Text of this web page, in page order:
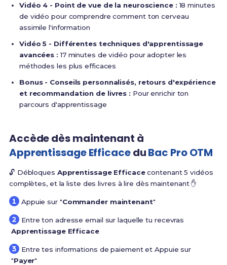
Vidéo 4 - Point de vue de la neuroscience : 18 minutes
de vidéo pour comprendre comment ton cerveau
assimile l'information
Vidéo 5 - Différentes techniques d'apprentissage
avancées : 17 minutes de vidéo pour adopter les
méthodes les plus efficaces
Bonus - Conseils personnalisés, retours d'expérience
et recommandation de livres : Pour enrichir ton
parcours d'apprentissage
Accède dès maintenant à
Apprentissage EfficaceduBac Pro OTM
🔓 Débloques Apprentissage Efficacecontenant 5 vidéos
complètes, et la liste des livres à lire dès maintenant ✋
Appuie sur "Commander maintenant"
Entre ton adresse email sur laquelle tu recevras
Apprentissage Efficace
Entre tes informations de paiement et Appuie sur
"Payer"